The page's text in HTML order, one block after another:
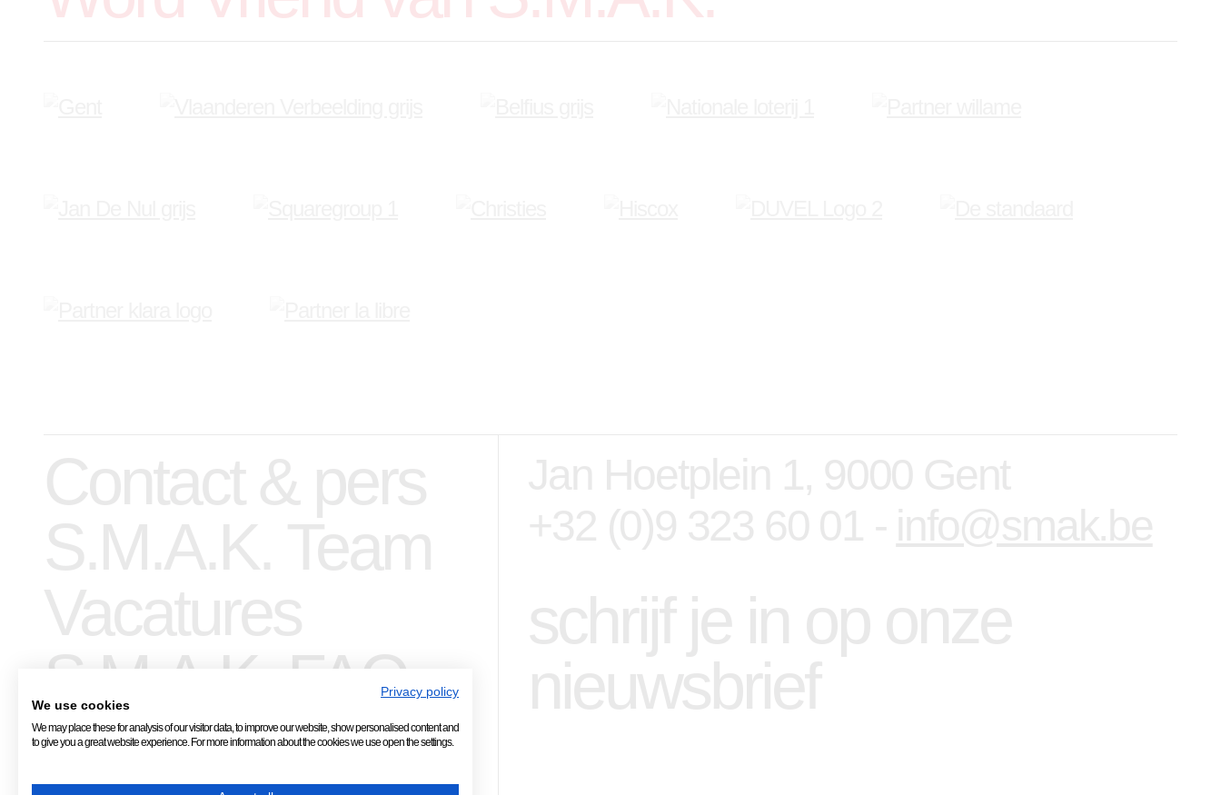
S.M.A.K. FAQPrivacy policy
We use cookies
We may place these for analysis of our visitor data, to improve our website, show personalised content and
to give you a great website experience. For more information about the cookies we use open the settings.